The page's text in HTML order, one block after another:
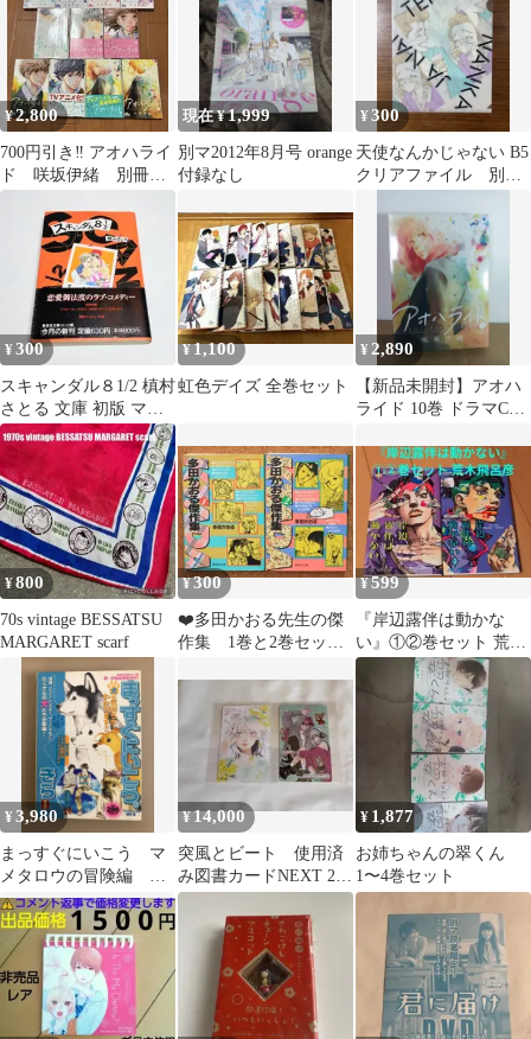
¥2,800
700円引き‼️ アオハライ
ド 咲坂伊緒 別冊マ
ス 1〜11巻
現在 ¥1,999
別マ2012年8月号 orange
付録なし
¥300
天使なんかじゃない B5
クリアファイル 別冊
¥300
スキャンダル８1/2 槙村
さとる 文庫 初版 マン
ガ
¥1,100
虹色デイズ 全巻セット
¥ 2,890
【新品未開封】アオハ
ライド 10巻 ドラマCD
¥800
70s vintage BESSATSU
MARGARET scarf
¥300
❤️多田かおる先生の傑
作集 1巻と2巻セット‼️
¥599
『岸辺露伴は動かな
い』①②巻セット 荒木
飛呂彦
¥3,980
まっすぐにいこう マ
メタロウの冒険編 き
ら
¥14,000
突風とビート 使用済
み図書カードNEXT 2
枚 別冊マーガレット
¥ 1,877
お姉ちゃんの翠くん
1〜4巻セット